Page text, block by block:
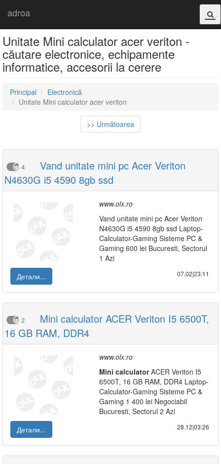
adroa
Unitate Mini calculator acer veriton -
căutare electronice, echipamente
informatice, accesorii la cerere
Principal
Electronică
Unitate Mini calculator acer veriton
>> Următoarea
4
Vand unitate mini pc Acer Veriton
N4630G i5 4590 8gb ssd
www.olx.ro
Vand unitate mini pc Acer Veriton
N4630G i5 4590 8gb ssd Laptop-
Calculator-Gaming Sisteme PC &
Gaming 600 lei Bucuresti, Sectorul
1 Azi
Детали...
07.02|23:11
2
Mini calculator ACER Veriton I5 6500T,
16 GB RAM, DDR4
www.olx.ro
Mini calculatorACER Veriton I5
6500T, 16 GB RAM, DDR4 Laptop-
Calculator-Gaming Sisteme PC &
Gaming 1 400 lei Negociabil
Bucuresti, Sectorul 2 Azi
Детали...
28.12|03:26